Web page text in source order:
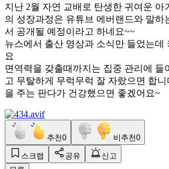
지난 2월 자연 교배로 탄생한 귀여운 아
의 성장과정은 유튜브 에버랜드와 말하
서 공개될 예정이라고 하네요~~
뉴스에서 출산 영상과 소식만 들었는데
요
면역력을 갖출때까지는 집중 관리에 들
고 무탈하게 무럭무럭 잘 자랐으면 합
을 주는 판다가 건강했으면 좋겠어요~
추천0 비추천0
스크랩 공유
신고